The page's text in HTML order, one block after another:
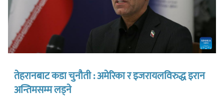
तेहरानबाट कडा चुनौती : अमेरिका र इजरायलविरुद्ध इरान
अन्तिमसम्म लड्ने